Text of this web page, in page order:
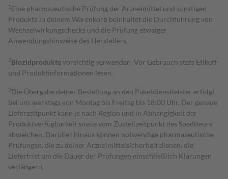
1 Eine pharmazeutische Prüfung der Arzneimittel und sonstigen
Produkte in deinem Warenkorb beinhaltet die Durchführung von
Wechselwirkungschecks und die Prüfung etwaiger
Anwendungshinweise des Herstellers.
2Biozidproduktevorsichtig verwenden. Vor Gebrauch stets Etikett
und Produktinformationen lesen.
3Die Übergabe deiner Bestellung an den Paketdienstleister erfolgt
bei uns werktags von Montag bis Freitag bis 18:00 Uhr. Der genaue
Lieferzeitpunkt kann je nach Region und in Abhängigkeit der
Produktverfügbarkeit sowie vom Zustellzeitpunkt des Spediteurs
abweichen. Darüber hinaus können notwendige pharmazeutische
Prüfungen, die zu deiner Arzneimittelsicherheit dienen, die
Lieferfrist um die Dauer der Prüfungen einschließlich Klärungen
verlängern.